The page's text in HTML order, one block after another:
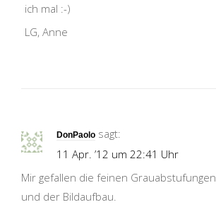
ich mal :-)
LG, Anne
DonPaolo sagt:
11 Apr. ’12 um 22:41 Uhr
Mir gefallen die feinen Grauabstufungen
und der Bildaufbau.